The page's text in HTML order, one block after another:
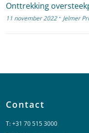
Onttrekking
11 november 2022 · Jelmer
Contact
T:+31 70 515 3000